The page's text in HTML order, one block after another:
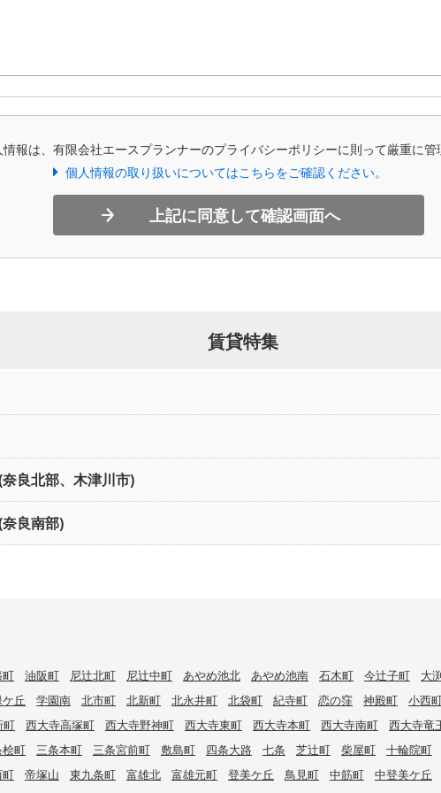
情報は、有限会社エースプランナーのプライバシーポリシーに則って厳重に管
個人情報の取り扱いについてはこちらをご確認ください。
上記に同意して確認画面へ
賃貸特集
北部、木津川市)
良南部)
町 油阪町 尼辻北町 尼辻中町 あやめ池北 あやめ池南 石木町 今辻子町 大
丘 学園南 北市町 北新町 北永井町 北袋町 紀寺町 恋の窪 神殿町 小西
町 西大寺高塚町 西大寺野神町 西大寺東町 西大寺本町 西大寺南町 西大寺竜
桧町 三条本町 三条宮前町 敷島町 四条大路 七条 芝辻町 柴屋町 十輪院町
町 帝塚山 東九条町 富雄北 富雄元町 登美ケ丘 鳥見町 中筋町 中登美ケ丘